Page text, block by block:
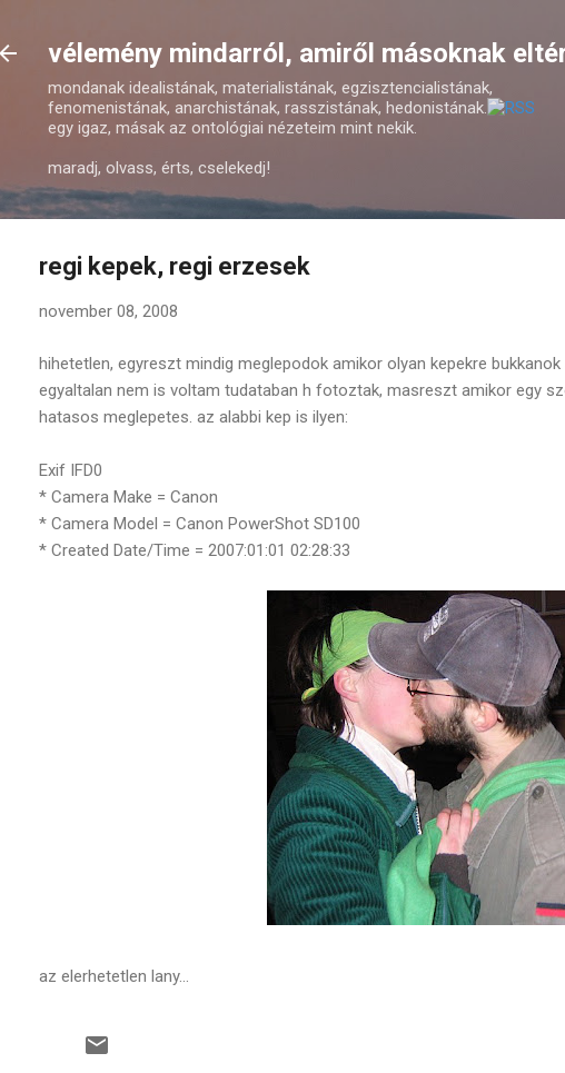
vélemény mindarról, amiről másoknak
mondanak idealistának, materialistának, egzisztencialistának,
fenomenistának, anarchistának, rasszistának, hedonistának.
egy igaz, másak az ontológiai nézeteim mint nekik.
maradj, olvass, érts, cselekedj!
regi kepek, regi erzesek
november 08, 2008
hihetetlen, egyreszt mindig meglepodok amikor olyan kepekre
egyaltalan nem is voltam tudataban h fotoztak, masreszt amikor egy
hatasos meglepetes. az alabbi kep is ilyen:
Exif IFD0
* Camera Make = Canon
* Camera Model = Canon PowerShot SD100
* Created Date/Time = 2007:01:01 02:28:33
az elerhetetlen lany...